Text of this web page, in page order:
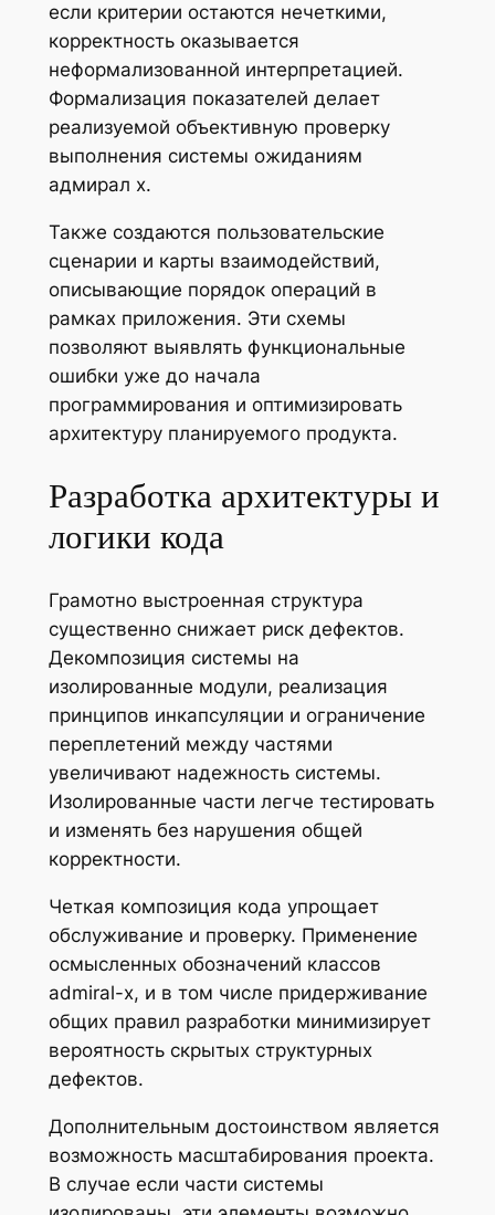
если критерии остаются нечеткими,
корректность оказывается
неформализованной интерпретацией.
Формализация показателей делает
реализуемой объективную проверку
выполнения системы ожиданиям
адмирал х.
Также создаются пользовательские
сценарии и карты взаимодействий,
описывающие порядок операций в
рамках приложения. Эти схемы
позволяют выявлять функциональные
ошибки уже до начала
программирования и оптимизировать
архитектуру планируемого продукта.
Разработка архитектуры и
логики кода
Грамотно выстроенная структура
существенно снижает риск дефектов.
Декомпозиция системы на
изолированные модули, реализация
принципов инкапсуляции и ограничение
переплетений между частями
увеличивают надежность системы.
Изолированные части легче тестировать
и изменять без нарушения общей
корректности.
Четкая композиция кода упрощает
обслуживание и проверку. Применение
осмысленных обозначений классов
admiral-x, и в том числе придерживание
общих правил разработки минимизирует
вероятность скрытых структурных
дефектов.
Дополнительным достоинством является
возможность масштабирования проекта.
В случае если части системы